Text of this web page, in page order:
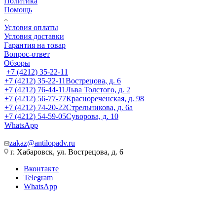
Помощь
Условия оплаты
Условия доставки
Гарантия на товар
Вопрос-ответ
Обзоры
+7 (4212) 35-22-11
+7 (4212) 35-22-11Вострецова, д. 6
+7 (4212) 76-44-11Льва Толстого, д. 2
+7 (4212) 56-77-77Краснореченская, д. 98
+7 (4212) 74-20-22Стрельникова, д. 6а
+7 (4212) 54-59-05Суворова, д. 10
WhatsApp
zakaz@antilopadv.ru
г. Хабаровск, ул. Вострецова, д. 6
Вконтакте
Telegram
WhatsApp